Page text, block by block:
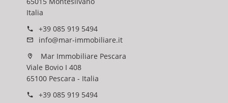
Italia
+39 085 919 5494
info@mar-immobiliare.it
Mar Immobiliare Pescara
Viale Bovio I 408
65100 Pescara - Italia
+39 085 919 5494